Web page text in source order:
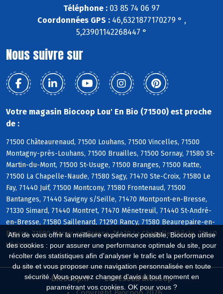
Afin de vous offrir la meilleure expérience possible, Biocoop utilise
des cookies : pour assurer une performance optimale du site, pour
récolter des statistiques afin d'analyser le trafic et la performance
du site et vous proposer une navigation personnalisée en toute
sécurité. Vous pouvez changer d'avis à tout moment en
paramétrant vos cookies. OK pour vous ?
Téléphone : 03 85 74 06 97
Coordonnées GPS :46,6321877170279 ° ,
5,23901142268447 °
Nous suivre sur
Votre magasin Biocoop Lou' En Bio (71500) est proche
de :
71500 Châteaurenaud, 71500 Louhans, 71500 Vincelles, 71500
Montagny-près-Louhans, 71500 Bruailles, 71500 Sornay, 71580 St-
Martin-du-Mont, 71500 St-Usuge, 71500 Branges, 71500 Ratte,
71500 La Chapelle-Naude, 71580 Sagy, 71470 Ste-Croix, 71580 Le
Fay, 71440 Juif, 71500 Montcony, 71580 Frontenaud, 71500
Bantanges, 71440 Savigny s/Seille, 71470 Montpont-en-Bresse,
71330 Simard, 71440 Montret, 71470 Ménetreuil, 71440 St-André-
en-Bresse, 71580 Saillenard, 71290 Rancy, 71580 Beaurepaire-en-
Bresse, 71580 Flacey-en-Bresse, 71470 La Chapelle-Thècle, 71440
Vérissey
Biocoop.fr
Le réseau Biocoop